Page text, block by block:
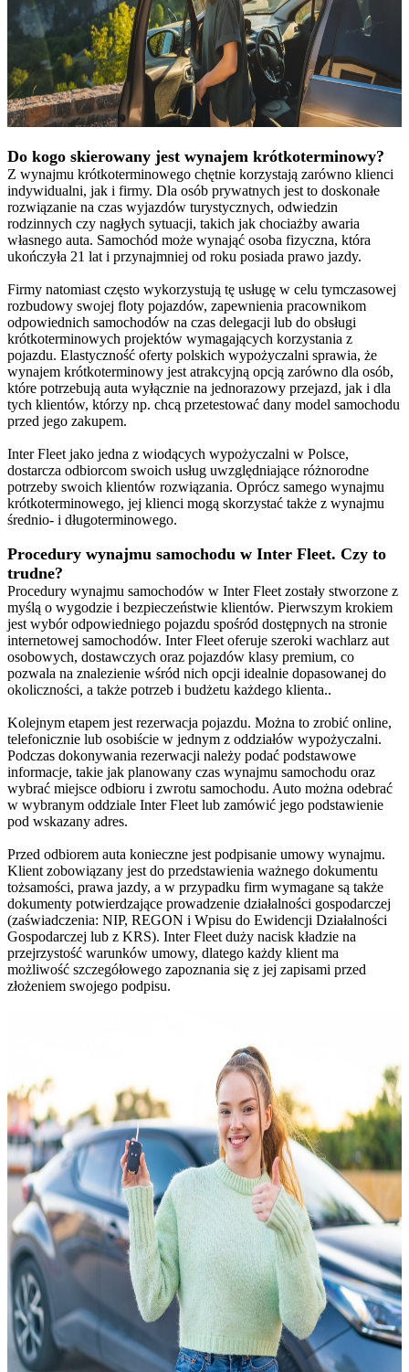
Do kogo skierowany jest wynajem krótkoterminowy?
Z wynajmu krótkoterminowego chętnie korzystają zarówno klienci
indywidualni, jak i firmy. Dla osób prywatnych jest to doskonałe
rozwiązanie na czas wyjazdów turystycznych, odwiedzin
rodzinnych czy nagłych sytuacji, takich jak chociażby awaria
własnego auta. Samochód może wynająć osoba fizyczna, która
ukończyła 21 lat i przynajmniej od roku posiada prawo jazdy.
Firmy natomiast często wykorzystują tę usługę w celu tymczasowej
rozbudowy swojej floty pojazdów, zapewnienia pracownikom
odpowiednich samochodów na czas delegacji lub do obsługi
krótkoterminowych projektów wymagających korzystania z
pojazdu. Elastyczność oferty polskich wypożyczalni sprawia, że
wynajem krótkoterminowy jest atrakcyjną opcją zarówno dla osób,
które potrzebują auta wyłącznie na jednorazowy przejazd, jak i dla
tych klientów, którzy np. chcą przetestować dany model samochodu
przed jego zakupem.
Inter Fleet jako jedna z wiodących wypożyczalni w Polsce,
dostarcza odbiorcom swoich usług uwzględniające różnorodne
potrzeby swoich klientów rozwiązania. Oprócz samego wynajmu
krótkoterminowego, jej klienci mogą skorzystać także z wynajmu
średnio- i długoterminowego.
Procedury wynajmu samochodu w Inter Fleet. Czy to
trudne?
Procedury wynajmu samochodów w Inter Fleet zostały stworzone z
myślą o wygodzie i bezpieczeństwie klientów. Pierwszym krokiem
jest wybór odpowiedniego pojazdu spośród dostępnych na stronie
internetowej samochodów. Inter Fleet oferuje szeroki wachlarz aut
osobowych, dostawczych oraz pojazdów klasy premium, co
pozwala na znalezienie wśród nich opcji idealnie dopasowanej do
okoliczności, a także potrzeb i budżetu każdego klienta..
Kolejnym etapem jest rezerwacja pojazdu. Można to zrobić online,
telefonicznie lub osobiście w jednym z oddziałów wypożyczalni.
Podczas dokonywania rezerwacji należy podać podstawowe
informacje, takie jak planowany czas wynajmu samochodu oraz
wybrać miejsce odbioru i zwrotu samochodu. Auto można odebrać
w wybranym oddziale Inter Fleet lub zamówić jego podstawienie
pod wskazany adres.
Przed odbiorem auta konieczne jest podpisanie umowy wynajmu.
Klient zobowiązany jest do przedstawienia ważnego dokumentu
tożsamości, prawa jazdy, a w przypadku firm wymagane są także
dokumenty potwierdzające prowadzenie działalności gospodarczej
(zaświadczenia: NIP, REGON i Wpisu do Ewidencji Działalności
Gospodarczej lub z KRS). Inter Fleet duży nacisk kładzie na
przejrzystość warunków umowy, dlatego każdy klient ma
możliwość szczegółowego zapoznania się z jej zapisami przed
złożeniem swojego podpisu.